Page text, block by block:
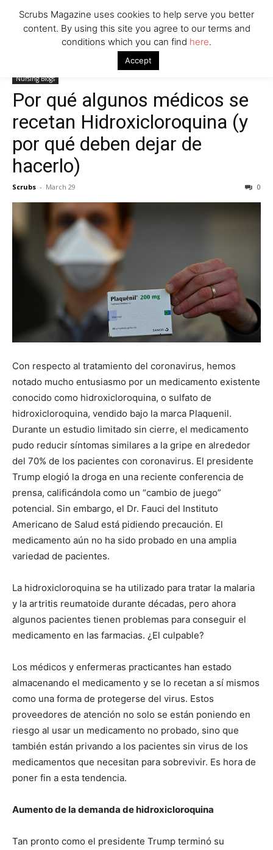
Por qué algunos médicos se recetan
Hidroxicloroquina (y por qué deben dejar de hacerlo)
Nursing Blogs
Por qué algunos médicos se
recetan Hidroxicloroquina (y
por qué deben dejar de
hacerlo)
Scrubs - March 29 0
Con respecto al tratamiento del coronavirus, hemos
notado mucho entusiasmo por un medicamento existente
conocido como hidroxicloroquina, o sulfato de
hidroxicloroquina, vendido bajo la marca Plaquenil.
Durante un estudio limitado sin cierre, el medicamento
pudo reducir síntomas similares a la gripe en alrededor
del 70% de los pacientes con coronavirus. El presidente
Trump elogió la droga en una reciente conferencia de
prensa, calificándola como un “cambio de juego”
potencial. Sin embargo, el Dr. Fauci del Instituto
Americano de Salud está pidiendo precaución. El
medicamento aún no ha sido probado en una amplia
variedad de pacientes.
La hidroxicloroquina se ha utilizado para tratar la malaria
y la artritis reumatoide durante décadas, pero ahora
algunos pacientes tienen problemas para conseguir el
medicamento en las farmacias. ¿El culpable?
Los médicos y enfermeras practicantes han estado
almacenando el medicamento y se lo recetan a sí mismos
como una forma de protegerse del virus. Estos
proveedores de atención no solo se están poniendo en
riesgo al usar un medicamento no probado, sino que
también están privando a los pacientes sin virus de los
medicamentos que necesitan para sobrevivir. Es hora de
poner fin a esta tendencia.
Aumento de la demanda de hidroxicloroquina
Tan pronto como el presidente Trump terminó su
Scrubs Magazine uses cookies to help serve you better
content. By using this site you agree to our terms and
conditions which you can find here.
Accept